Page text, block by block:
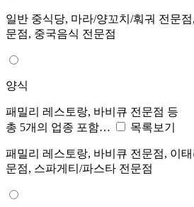
일반 중식당, 마라/양꼬치/훠궈 전문
문점, 중국음식 전문점
양식
패밀리 레스토랑, 바비큐 전문점 등
총 5개의 업종 포함…
목록보기
패밀리 레스토랑, 바비큐 전문점, 이
문점, 스파게티/파스타 전문점